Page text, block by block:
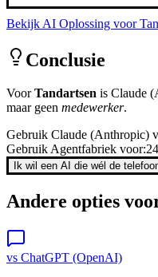
Bekijk AI Oplossing voor
Conclusie
VoorTandartsen is Claude
maar geen medewerker.
Gebruik Claude (Anthropic)
Gebruik Agentfabriek voor:
Ik wil een AI die wél de
Andere opties
vs ChatGPT (OpenAI)